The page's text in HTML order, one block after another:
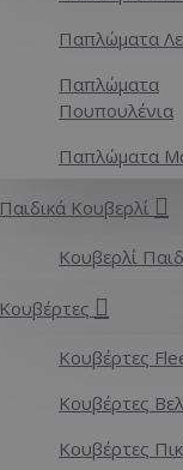
Παπλώματα
Παπλώματα
Πουπουλένια
Παπλώματα
Παιδικά Κουβερλί
Κουβερλί
Κουβέρτες
Κουβέρτες
Κουβέρτες
Κουβέρτες